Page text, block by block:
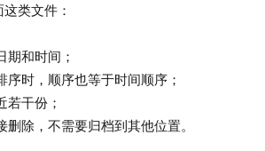
类文件：
期和时间；
序时，顺序也等于时间顺序；
若干份；
删除，不需要归档到其他位置。